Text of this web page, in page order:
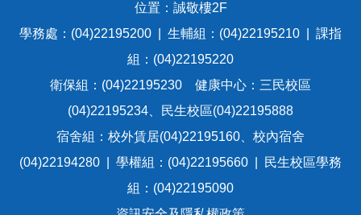
位置：誠敬樓2F
學務處：(04)22195200 | 生輔組：(04)22195210 | 課指
組：(04)22195220
衛保組：(04)22195230 健康中心：三民校區
(04)22195234、民生校區(04)22195888
宿舍組：校外賃居(04)22195160、校內宿舍
(04)22194280 | 學權組：(04)22195660 | 民生校區學務
組：(04)22195090